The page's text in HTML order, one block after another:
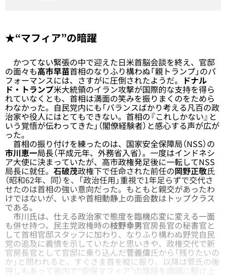
★“マフィア”の暗躍
かつてない緊張の中で迎えた日米首脳会談を終え、官邸
の面々も高市早苗首相のなりふり構わぬ「親トランプ」のパ
フォーマンスには、さすがに圧倒されたようだ。 ドナル
ド・トランプ米大統領のイラン攻撃が国際的な支持を得ら
れていなくとも、首相は満面の笑みを振りまくのをためら
わなかった。自民党内にも「バランスばかり考える凡百の政
治家や役人にはとてもできない。首相の『これしかない』と
いう覚悟が伝わってきた」（閣僚経験者）と感心する声が広が
った。
首相の振り付けを練ったのは、国家安全保障局（NSS）の
市川恵一局長（平成元年、外務省入省）。一度はインドネシ
ア大使に決まっていたが、高市政権発足後に一転してNSS
局長に就任。 石破茂政権下で任命された前任の岡野正敬氏
（昭和62年、同）を、「政治任用」重視で1年足らずで交代さ
せたのは首相の強い意向だった。もともと親交があったわ
けではないが、いまや首相動静上の面会数はトップクラス
である。
市川氏は、仕える政治家で態度を臨機応変に変える一面
も併せ持つ。民主党政権時の枝野幸男官房長官の秘書官と
して首相官邸スタッフに加わり、なりふり構わぬ野党自民
党の追及に義憤を示していたかと思いきや、政権交代で新
官房長官として官邸に乗り込んだ菅義偉氏から「残りたいの
か」と問われると、すぐさま首を縦に振り、以降は菅氏の後
押しもあって省内で“安保マフィア”の階段を順調に駆け上